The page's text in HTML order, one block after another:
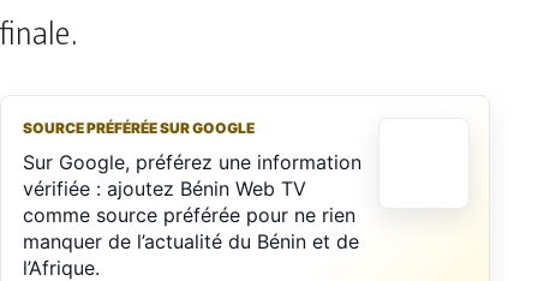
finale.
SOURCE PRÉFÉRÉE SUR GOOGLE
Sur Google, préférez une information
vérifiée : ajoutez Bénin Web TV
comme source préférée pour ne rien
manquer de l’actualité du Bénin et de
l’Afrique.